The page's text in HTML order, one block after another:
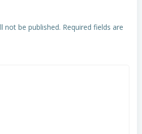
not be published. Required fields are